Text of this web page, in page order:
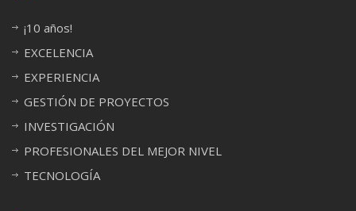
¡10 años!
EXCELENCIA
EXPERIENCIA
GESTIÓN DE PROYECTOS
INVESTIGACIÓN
PROFESIONALES DEL MEJOR NIVEL
TECNOLOGÍA